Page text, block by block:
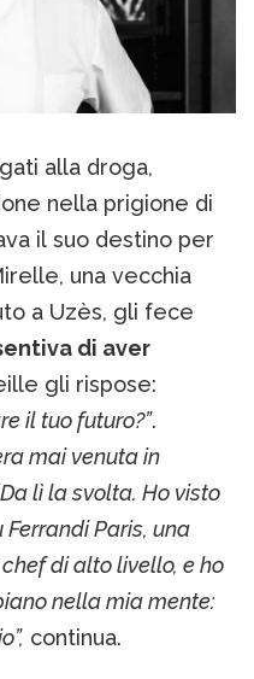
alla droga,
nella prigione di
il suo destino per
una vecchia
a Uzès, gli fece
di aver
gli rispose:
il tuo futuro?”.
mai venuta in
Da lì la svolta. Ho visto
Paris, una
di alto livello, e ho
nella mia mente:
continua.